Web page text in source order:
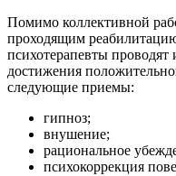
Помимо коллективной
проходящим
психотерапевты
достижения
следующие приемы:
гипноз;
внушение;
рациональное
психокоррекция